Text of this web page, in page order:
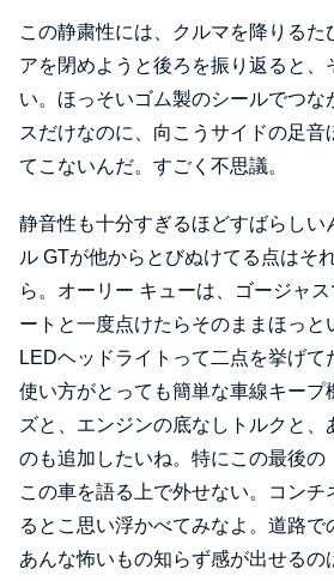
この静粛性には、クルマを降りるた
アを閉めようと後ろを振り返ると、
い。ほっそいゴム製のシールでつな
スだけなのに、向こうサイドの足音
てこないんだ。すごく不思議。
静音性も十分すぎるほどすばらしい
ル GTが他からとびぬけてる点はそ
ら。オーリー キューは、ゴージャ
ートと一度点けたらそのままほっと
LEDヘッドライトって二点を挙げて
使い方がとっても簡単な車線キープ
ズと、エンジンの底なしトルクと、
のも追加したいね。特にこの最後の
この車を語る上で外せない。コンチ
るとこ思い浮かべてみなよ。道路で
あんな怖いもの知らず感が出せるの